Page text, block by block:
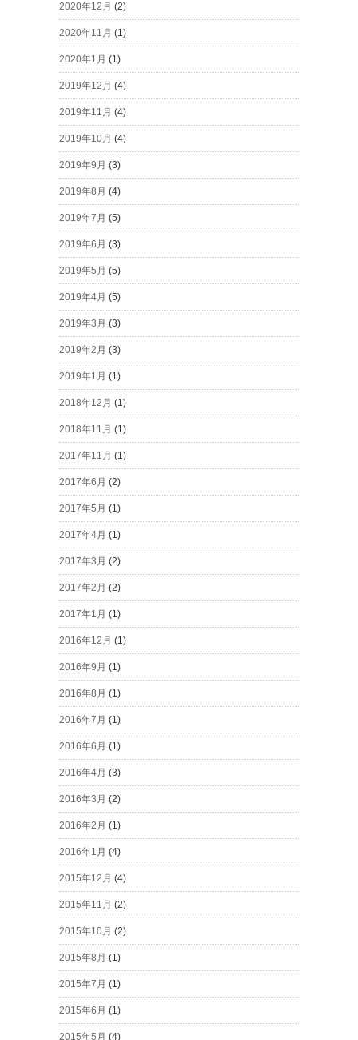
2020年12月 (2)
2020年11月 (1)
2020年1月 (1)
2019年12月 (4)
2019年11月 (4)
2019年10月 (4)
2019年9月 (3)
2019年8月 (4)
2019年7月 (5)
2019年6月 (3)
2019年5月 (5)
2019年4月 (5)
2019年3月 (3)
2019年2月 (3)
2019年1月 (1)
2018年12月 (1)
2018年11月 (1)
2017年11月 (1)
2017年6月 (2)
2017年5月 (1)
2017年4月 (1)
2017年3月 (2)
2017年2月 (2)
2017年1月 (1)
2016年12月 (1)
2016年9月 (1)
2016年8月 (1)
2016年7月 (1)
2016年6月 (1)
2016年4月 (3)
2016年3月 (2)
2016年2月 (1)
2016年1月 (4)
2015年12月 (4)
2015年11月 (2)
2015年10月 (2)
2015年8月 (1)
2015年7月 (1)
2015年6月 (1)
2015年5月 (4)